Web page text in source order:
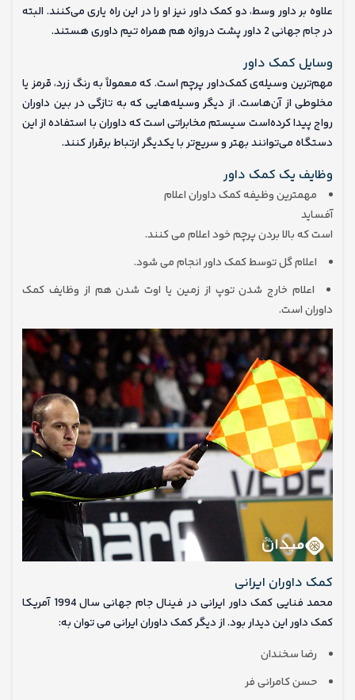
علاوه بر داور وسط، دو کمک داور نیز او را در این راه یاری می‌کنند. البته
در جام جهانی 2 داور پشت دروازه هم همراه تیم داوری هستند.
وسایل کمک داور
مهم‌ترین وسیله‌ی کمک‌داور پرچم است. که معمولاً به رنگ زرد، قرمز یا
مخلوطی از آن‌هاست. از دیگر وسیله‌هایی که به تازگی در بین داوران
رواج پیدا کرده‌است سیستم مخابراتی است که داوران با استفاده از این
دستگاه می‌توانند بهتر و سریع‌تر با یکدیگر ارتباط برقرار کنند.
وظایف یک کمک داور
مهمترین وظیفه کمک داوران اعلام
آفساید
است که بالا بردن پرچم خود اعلام می کنند.
اعلام گل توسط کمک داور انجام می شود.
اعلام خارج شدن توپ از زمین یا اوت شدن هم از وظایف کمک‌
داوران است.
کمک داوران ایرانی
محمد فنایی کمک داور ایرانی در فینال جام جهانی سال 1994 آمریکا
کمک داور این دیدار بود. از دیگر کمک داوران ایرانی می توان به:
رضا سخندان
حسن کامرانی فر